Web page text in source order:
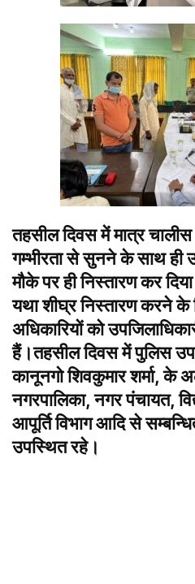
तहसील दिवस में मात्र
गम्भीरता से सुनने के साथ ही
मौके पर ही निस्तारण कर
यथा शीघ्र निस्तारण करने के
अधिकारियों को
हैं।तहसील दिवस में पुलिस
कानूनगो शिवकुमार शर्मा, के
नगरपालिका, नगर पंचायत,
आपूर्ति विभाग आदि से
उपस्थित रहे।